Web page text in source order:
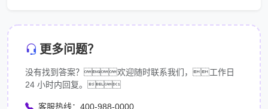
更多问题？
没有找到答案？欢迎随时联系我们，工作日
24 小时内回复。
客服热线：400-988-0000